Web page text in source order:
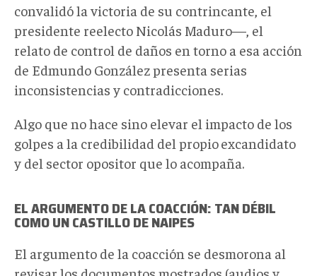
convalidó la victoria de su contrincante, el
presidente reelecto Nicolás Maduro—, el
relato de control de daños en torno a esa acción
de Edmundo González presenta serias
inconsistencias y contradicciones.
Algo que no hace sino elevar el impacto de los
golpes a la credibilidad del propioexcandidato
y del sector opositor que lo acompaña.
EL ARGUMENTO DE LA COACCIÓN: TAN DÉBIL
COMO UN CASTILLO DE NAIPES
El argumento de la coacción se desmorona al